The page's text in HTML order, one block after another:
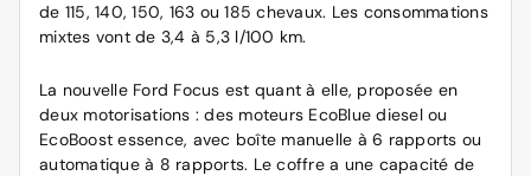
de 115, 140, 150, 163 ou 185 chevaux. Les consommations
mixtes vont de 3,4 à 5,3 l/100 km.
La nouvelle Ford Focus est quant à elle, proposée en
deux motorisations : des moteurs EcoBlue diesel ou
EcoBoost essence, avec boîte manuelle à 6 rapports ou
automatique à 8 rapports. Le coffre a une capacité de